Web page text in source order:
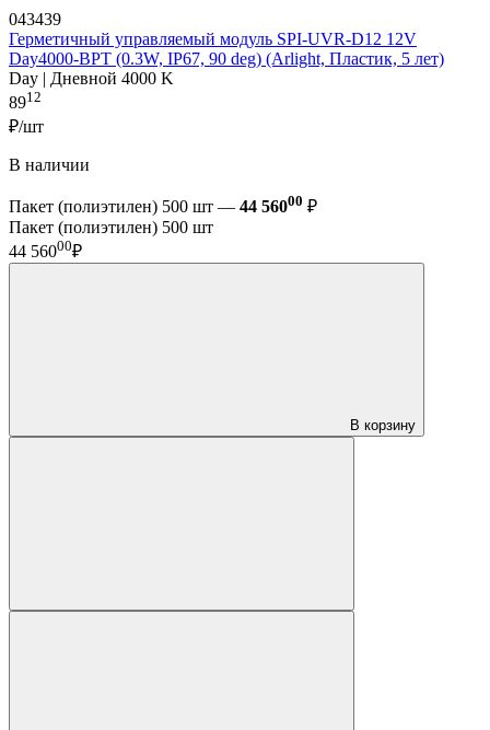
043439
Герметичный управляемый модуль SPI-UVR-D12 12V
Day4000-BPT (0.3W, IP67, 90 deg) (Arlight, Пластик, 5 лет)
Day | Дневной 4000 K
8912
₽/шт
В наличии
Пакет (полиэтилен) 500 шт — 44 56000 ₽
Пакет (полиэтилен) 500 шт
44 56000₽
В корзину